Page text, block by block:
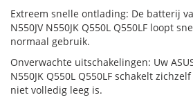
Extreem snelle ontlading: De batterij
N550JV N550JK Q550L Q550LF loopt
normaal gebruik.
Onverwachte uitschakelingen: Uw
N550JK Q550L Q550LF schakelt
niet volledig leeg is.